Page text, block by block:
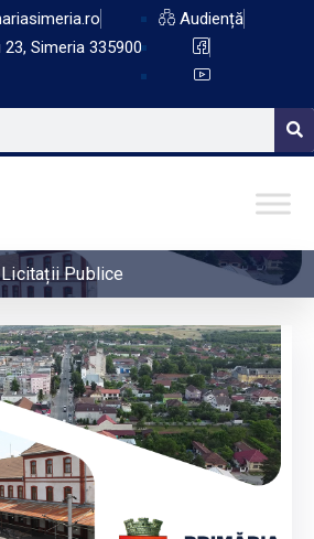
Simeria 335900
Audiență
Publice